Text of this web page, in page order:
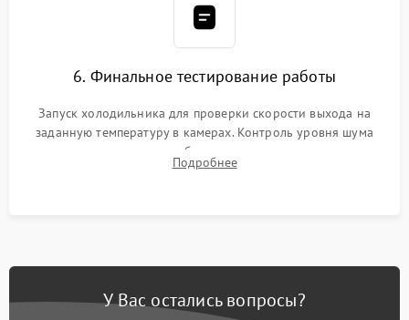
6. Финальное тестирование работы
Запуск холодильника для проверки скорости выхода на
заданную температуру в камерах. Контроль уровня шума
компрессора, отсутствия обмерзания стенок и корректного
срабатывания системы автоматической оттайки.
Подробнее
У Вас остались вопросы?